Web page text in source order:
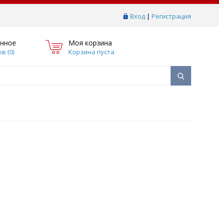
Вход | Регистрация
(0)
Моя корзина
Корзина пуста